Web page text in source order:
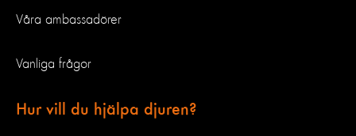
Våra ambassadörer
Vanliga frågor
Hur vill du hjälpa djuren?